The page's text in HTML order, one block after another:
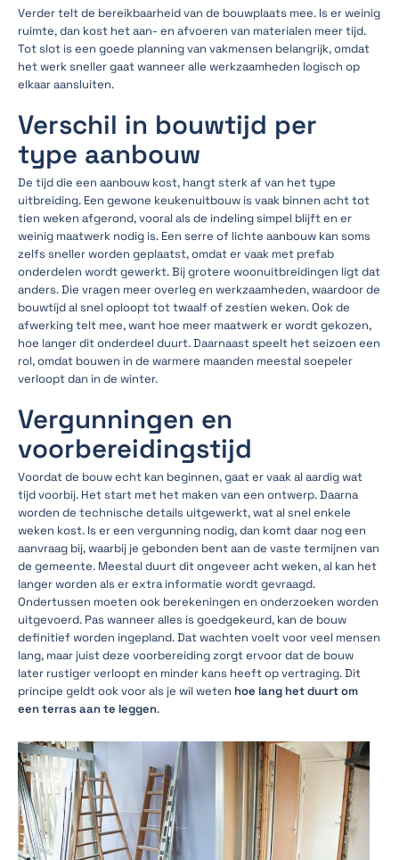
Verder telt de bereikbaarheid van de bouwplaats mee. Is er weinig
ruimte, dan kost het aan- en afvoeren van materialen meer tijd.
Tot slot is een goede planning van vakmensen belangrijk, omdat
het werk sneller gaat wanneer alle werkzaamheden logisch op
elkaar aansluiten.
Verschil in bouwtijd per
type aanbouw
De tijd die een aanbouw kost, hangt sterk af van het type
uitbreiding. Een gewone keukenuitbouw is vaak binnen acht tot
tien weken afgerond, vooral als de indeling simpel blijft en er
weinig maatwerk nodig is. Een serre of lichte aanbouw kan soms
zelfs sneller worden geplaatst, omdat er vaak met prefab
onderdelen wordt gewerkt. Bij grotere woonuitbreidingen ligt dat
anders. Die vragen meer overleg en werkzaamheden, waardoor de
bouwtijd al snel oploopt tot twaalf of zestien weken. Ook de
afwerking telt mee, want hoe meer maatwerk er wordt gekozen,
hoe langer dit onderdeel duurt. Daarnaast speelt het seizoen een
rol, omdat bouwen in de warmere maanden meestal soepeler
verloopt dan in de winter.
Vergunningen en
voorbereidingstijd
Voordat de bouw echt kan beginnen, gaat er vaak al aardig wat
tijd voorbij. Het start met het maken van een ontwerp. Daarna
worden de technische details uitgewerkt, wat al snel enkele
weken kost. Is er een vergunning nodig, dan komt daar nog een
aanvraag bij, waarbij je gebonden bent aan de vaste termijnen van
de gemeente. Meestal duurt dit ongeveer acht weken, al kan het
langer worden als er extra informatie wordt gevraagd.
Ondertussen moeten ook berekeningen en onderzoeken worden
uitgevoerd. Pas wanneer alles is goedgekeurd, kan de bouw
definitief worden ingepland. Dat wachten voelt voor veel mensen
lang, maar juist deze voorbereiding zorgt ervoor dat de bouw
later rustiger verloopt en minder kans heeft op vertraging. Dit
principe geldt ook voor als je wil weten hoe lang het duurt om
een terras aan te leggen.